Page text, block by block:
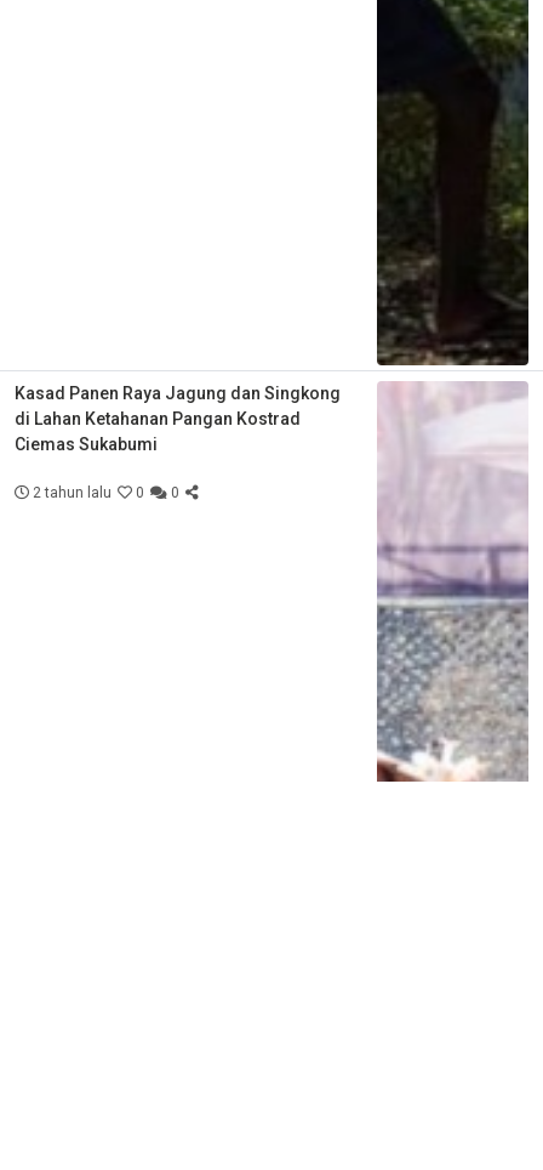
Kasad Panen Raya Jagung dan Singkong
di Lahan Ketahanan Pangan Kostrad
Ciemas Sukabumi
2 tahun lalu 0 0